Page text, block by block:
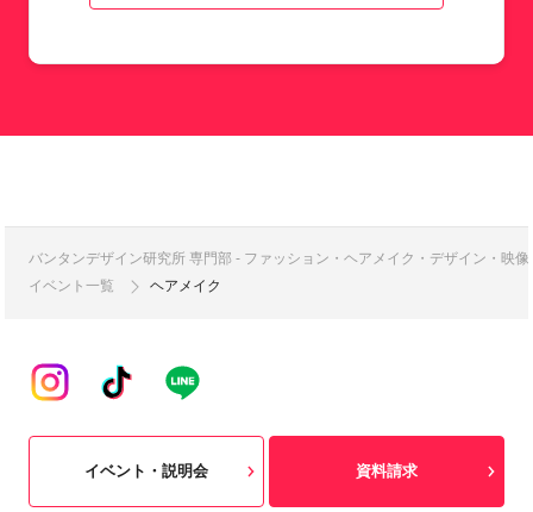
バンタンデザイン研究所 専門部 - ファッション・ヘアメイク・デザイン・映
イベント一覧
ヘアメイク
イベント・説明会 資料請求